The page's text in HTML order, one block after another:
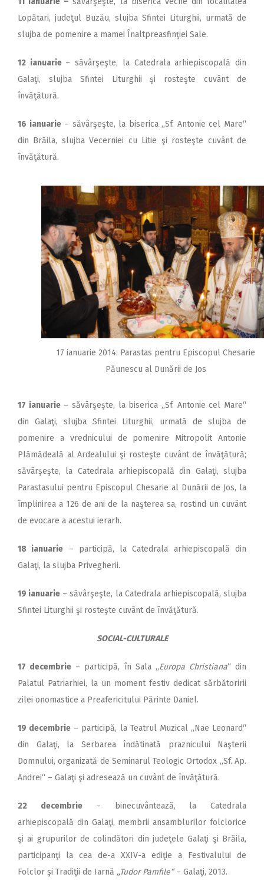
Lopătari, judeţul Buzău, slujba Sfintei Liturghii, urmată de
slujba de pomenire a mamei Înaltpreasfinţiei Sale.
12 ianuarie – săvârşeşte, la Catedrala arhiepis­copală din
Galaţi, slujba Sfintei Liturghii şi rosteşte cuvânt de
învăţătură.
16 ianuarie– săvârşeşte, la biserica ,,Sf. Antonie cel Mare“
din Brăila, slujba Vecerniei cu Litie şi rosteşte cuvânt de
învăţătură.
17 ianuarie 2014: Parastas pentru Episcopul Chesarie
Păunescu al Dunării de Jos
17 ianuarie– săvârşeşte, la biserica ,,Sf. Antonie cel Mare“
din Galaţi, slujba Sfintei Liturghii, urmată de slujba de
pomenire a vrednicului de pomenire Mitropolit Antonie
Plămădeală al Ardealului şi rosteşte cuvânt de învăţătură;
săvârşeşte, la Catedrala arhiepis­copală din Galaţi, slujba
Parastasului pentru Episcopul Chesarie al Dunării de Jos, la
împlinirea a 126 de ani de la naşterea sa, rostind un cuvânt
de evocare a acestui ierarh.
18 ianuarie – participă,
la Catedrala arhiepis­copală din
Galaţi, la slujba Privegherii.
19 ianuarie – săvârşeşte, la Catedrala arhiepiscopală, slujba
Sfintei Liturghii şi rosteşte cuvânt de învăţătură.
SOCIAL-CULTURALE
17 decembrie – participă, în Sala ,,Europa Christiana“ din
Palatul Patriarhiei, la un moment festiv dedicat sărbătoririi
zilei onomastice a Preafericitului Părinte Daniel.
19 decembrie – participă, la Teatrul Muzical ,,Nae Leonard“
din Galaţi, la Serbarea îndătinată praznicului Naşterii
Domnului, organizată de Seminarul Teologic Ortodox ,,Sf. Ap.
Andrei“ – Galaţi şi adresează un cuvânt de învăţătură.
22 decembrie– binecuvântează, la Catedrala
arhiepiscopală din Galaţi, membrii ansamblurilor folclorice
şi ai grupurilor de colindători din judeţele Galaţi şi Brăila,
participanţi la cea de-a XXIV-a ediţie a Festivalului de
Folclor şi Tradiţii de Iarnă ,,Tudor Pamfile“– Galaţi, 2013.